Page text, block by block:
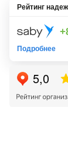
Рейтинг
Подробнее